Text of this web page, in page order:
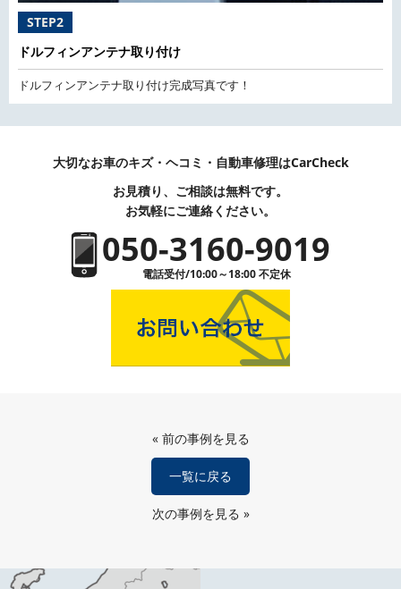
STEP2
ドルフィンアンテナ取り付け
ドルフィンアンテナ取り付け完成写真です！
大切なお車のキズ・ヘコミ・自動車修理はCarCheck
お見積り、ご相談は無料です。
お気軽にご連絡ください。
050-3160-9019
電話受付/10:00～18:00 不定休
« 前の事例を見る
一覧に戻る
次の事例を見る »